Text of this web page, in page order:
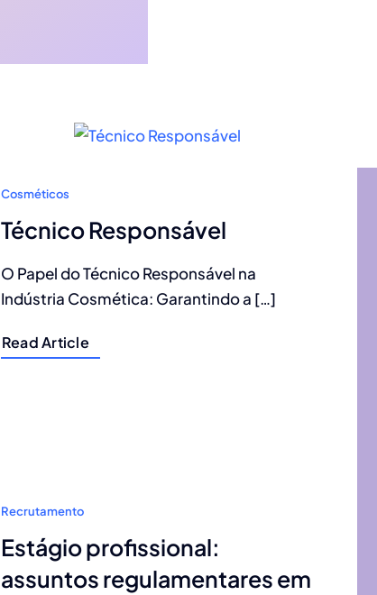
Cosméticos
Técnico Responsável
O Papel do Técnico Responsável na
Indústria Cosmética: Garantindo a […]
Read Article
Recrutamento
Estágio profissional:
assuntos regulamentares em